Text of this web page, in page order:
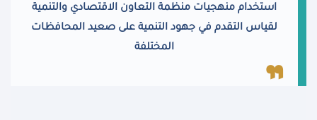
استخدام منهجيات منظمة التعاون الاقتصادي والتنمية
لقياس التقدم في جهود التنمية على صعيد المحافظات
المختلفة